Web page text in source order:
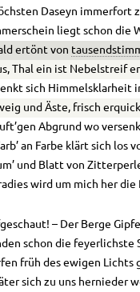
Daseyn immerfort
liegt schon die
ertönt von
Thal ein ist Nebelstreif
sich Himmelsklarheit
und Äste, frisch
Abgrund wo
an Farbe klärt sich los
und Blatt von
wird um mich her die
– Der Berge
schon die feyerlichste
früh des ewigen Lichts
sich zu uns hernieder